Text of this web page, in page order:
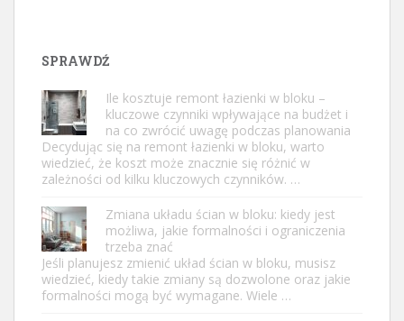
SPRAWDŹ
Ile kosztuje remont łazienki w bloku –
kluczowe czynniki wpływające na budżet i
na co zwrócić uwagę podczas planowania
Decydując się na remont łazienki w bloku, warto
wiedzieć, że koszt może znacznie się różnić w
zależności od kilku kluczowych czynników. …
Zmiana układu ścian w bloku: kiedy jest
możliwa, jakie formalności i ograniczenia
trzeba znać
Jeśli planujesz zmienić układ ścian w bloku, musisz
wiedzieć, kiedy takie zmiany są dozwolone oraz jakie
formalności mogą być wymagane. Wiele …